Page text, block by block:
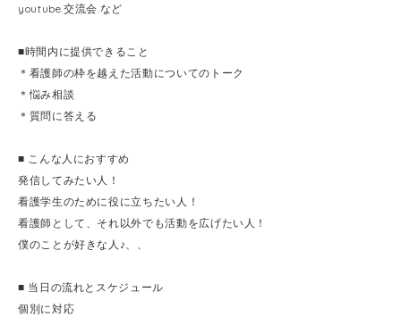
youtube.交流会.など
■時間内に提供できること
＊看護師の枠を越えた活動についてのトーク
＊悩み相談
＊質問に答える
■ こんな人におすすめ
発信してみたい人！
看護学生のために役に立ちたい人！
看護師として、それ以外でも活動を広げたい人！
僕のことが好きな人♪、、
■ 当日の流れとスケジュール
個別に対応